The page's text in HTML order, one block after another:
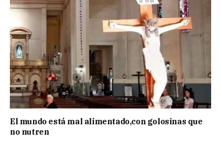
El mundo está mal alimentado,con golosinas que
no nutren